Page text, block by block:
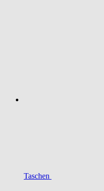
Taschen